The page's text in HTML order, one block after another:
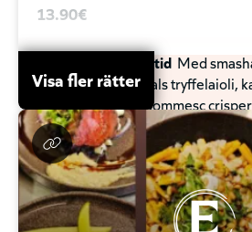
13.90€
Truffle burger Måltid Med
cheddarost, E-Meals tryffelaioli,
tomat, sallad och pommesc
13.90€
Fish no´chips MåltidMed
remouladsås, picklad rödlök,
pommes crispers
Visa fler rätter